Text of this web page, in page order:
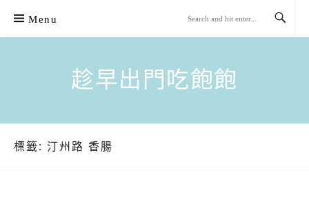
content
Menu
趁早出門吃飽飽
標籤: 汀州路 香腸